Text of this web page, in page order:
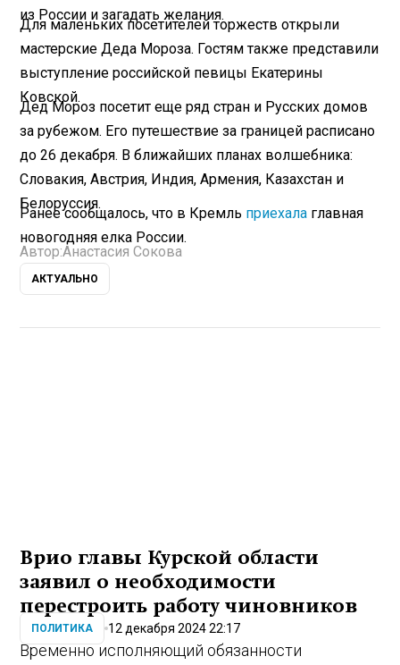
из России и загадать желания.
Для маленьких посетителей торжеств открыли
мастерские Деда Мороза. Гостям также представили
выступление российской певицы Екатерины
Ковской.
Дед Мороз посетит еще ряд стран и Русских домов
за рубежом. Его путешествие за границей расписано
до 26 декабря. В ближайших планах волшебника:
Словакия, Австрия, Индия, Армения, Казахстан и
Белоруссия.
Ранее сообщалось, что в Кремль приехала главная
новогодняя елка России.
Автор:Анастасия Сокова
АКТУАЛЬНО
Врио главы Курской области
заявил о необходимости
перестроить работу чиновников
ПОЛИТИКА 12 декабря 2024 22:17
Временно исполняющий обязанности